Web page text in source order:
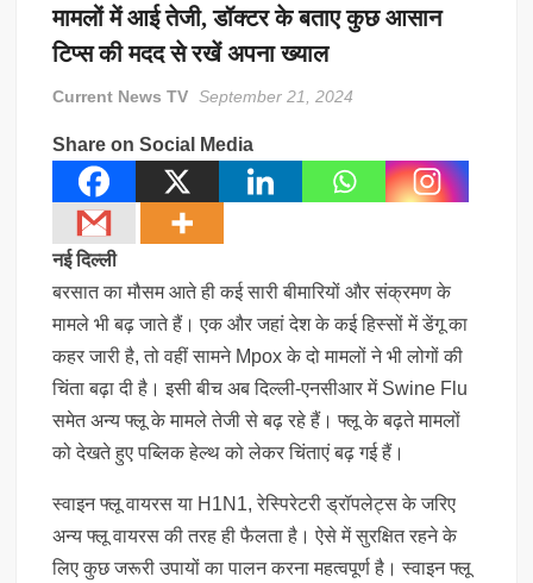
विजय थलपति को बड़ा झटका, परिसीमन बैठक से 37 सांसद गायब; विपक्ष ने किया
Gold-Silver Rate Today: सोने-चांदी में फिर तेजी, 7 हफ्ते के हाई पर पहुंचा सोना
मामलों में आई तेजी, डॉक्टर के बताए कुछ आसान
टिप्स की मदद से रखें अपना ख्याल
Current News TV September 21, 2024
Share on Social Media
नई दिल्ली
बरसात का मौसम आते ही कई सारी बीमारियों और संक्रमण के
मामले भी बढ़ जाते हैं। एक और जहां देश के कई हिस्सों में डेंगू का
कहर जारी है, तो वहीं सामने Mpox के दो मामलों ने भी लोगों की
चिंता बढ़ा दी है। इसी बीच अब दिल्ली-एनसीआर में Swine Flu
समेत अन्य फ्लू के मामले तेजी से बढ़ रहे हैं। फ्लू के बढ़ते मामलों
को देखते हुए पब्लिक हेल्थ को लेकर चिंताएं बढ़ गई हैं।
स्वाइन फ्लू वायरस या H1N1, रेस्पिरेटरी ड्रॉपलेट्स के जरिए
अन्य फ्लू वायरस की तरह ही फैलता है। ऐसे में सुरक्षित रहने के
लिए कुछ जरूरी उपायों का पालन करना महत्वपूर्ण है। स्वाइन फ्लू